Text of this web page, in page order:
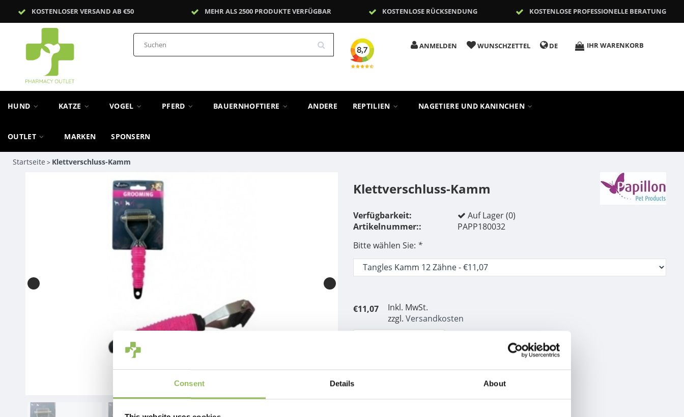
Consent Details About
KOSTENLOSER VERSAND AB €50 MEHR ALS 2500 PRODUKTE VERFÜGBAR KOSTENLOSE RÜCKSENDUNG KOSTENLOSE PROFESSIONELLE BERATUNG
ANMELDEN WUNSCHZETTEL DE IHR WARENKORB
HUND KATZE VOGEL PFERD BAUERNHOFTIERE ANDERE REPTILIEN NAGETIERE UND KANINCHEN
OUTLET MARKEN SPONSERN
Startseite > Klettverschluss-Kamm
Klettverschluss-Kamm
Verfügbarkeit:
Auf Lager (0)
Artikelnummer::
PAPP180032
Bitte wählen Sie: *
€11,07
Inkl. MwSt.
zzgl.Versandkosten
Tangles Kamm 8 ZÃ¤hne